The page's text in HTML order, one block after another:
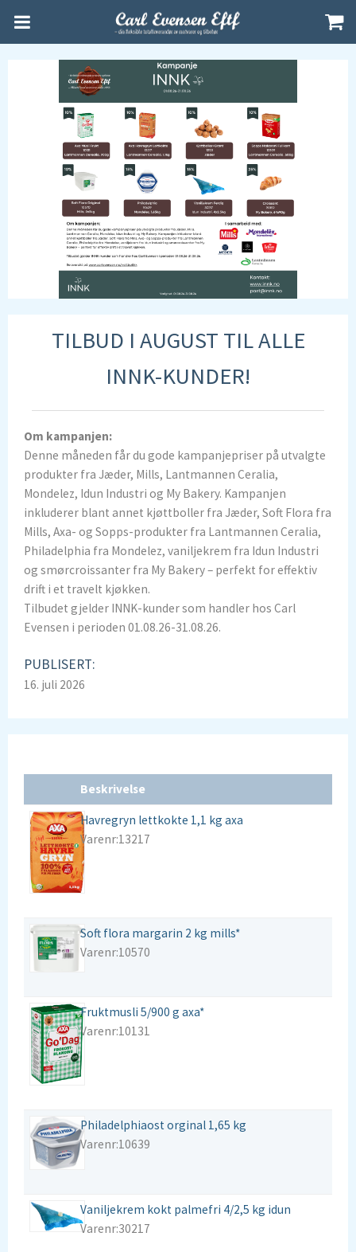
TILBUD I AUGUST TIL ALLE
INNK-KUNDER!
Om kampanjen:
Denne måneden får du gode kampanjepriser på utvalgte
produkter fra Jæder, Mills, Lantmannen Ceralia,
Mondelez, Idun Industri og My Bakery. Kampanjen
inkluderer blant annet kjøttboller fra Jæder, Soft Flora fra
Mills, Axa- og Sopps-produkter fra Lantmannen Ceralia,
Philadelphia fra Mondelez, vaniljekrem fra Idun Industri
og smørcroissanter fra My Bakery – perfekt for effektiv
drift i et travelt kjøkken.
Tilbudet gjelder INNK-kunder som handler hos Carl
Evensen i perioden 01.08.26-31.08.26.
PUBLISERT:
16. juli 2026
Beskrivelse
Havregryn lettkokte 1,1 kg axa
Varenr:13217
Soft flora margarin 2 kg mills*
Varenr:10570
Fruktmusli 5/900 g axa*
Varenr:10131
Philadelphiaost orginal 1,65 kg
Varenr:10639
Vaniljekrem kokt palmefri 4/2,5 kg idun
Varenr:30217